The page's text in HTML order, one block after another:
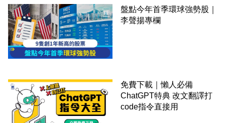
盤點今年首季環球強勢股｜
李聲揚專欄
免費下載｜懶人必備
ChatGPT特典 改文翻譯打
code指令直接用